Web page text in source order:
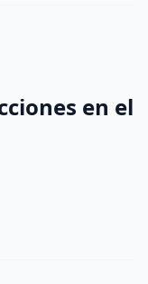
en el